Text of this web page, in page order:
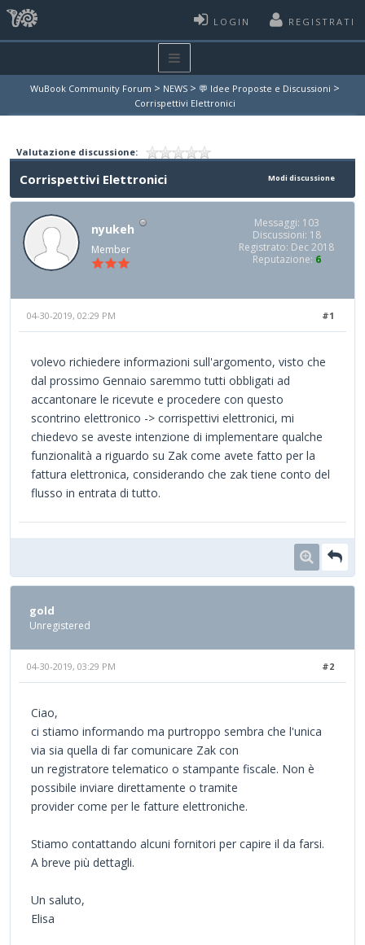
LOGIN REGISTRATI
WuBook Community Forum > NEWS > 💬 Idee Proposte e Discussioni >
Corrispettivi Elettronici
Valutazione discussione:
Modi discussione
Corrispettivi Elettronici
nyukeh
Member
Messaggi: 103
Discussioni: 18
Registrato: Dec 2018
Reputazione: 6
#1
04-30-2019, 02:29 PM
volevo richiedere informazioni sull'argomento, visto che
dal prossimo Gennaio saremmo tutti obbligati ad
accantonare le ricevute e procedere con questo
scontrino elettronico -> corrispettivi elettronici, mi
chiedevo se aveste intenzione di implementare qualche
funzionalità a riguardo su Zak come avete fatto per la
fattura elettronica, considerando che zak tiene conto del
flusso in entrata di tutto.
gold
Unregistered
#2
04-30-2019, 03:29 PM
Ciao,
ci stiamo informando ma purtroppo sembra che l'unica
via sia quella di far comunicare Zak con
un registratore telematico o stampante fiscale. Non è
possibile inviare direttamente o tramite
provider come per le fatture elettroniche.
Stiamo contattando alcuni fornitori per capire il da farsi.
A breve più dettagli.
Un saluto,
Elisa